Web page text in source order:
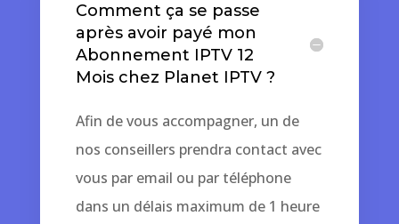
Comment ça se passe
après avoir payé mon
Abonnement IPTV 12
Mois chez Planet IPTV ?
Afin de vous accompagner, un de
nos conseillers prendra contact avec
vous par email ou par téléphone
dans un délais maximum de 1 heure